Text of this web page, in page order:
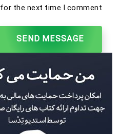
the next time I comment.